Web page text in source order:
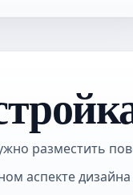
разместить
аспекте